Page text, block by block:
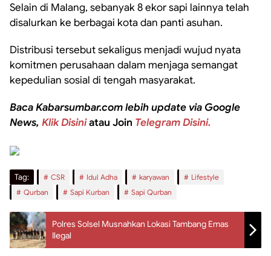
Selain di Malang, sebanyak 8 ekor sapi lainnya telah
disalurkan ke berbagai kota dan panti asuhan.
Distribusi tersebut sekaligus menjadi wujud nyata
komitmen perusahaan dalam menjaga semangat
kepedulian sosial di tengah masyarakat.
Baca Kabarsumbar.com lebih update via Google
News, Klik Disiniatau Join Telegram Disini.
Tag: CSR Idul Adha karyawan
Lifestyle
Qurban
Sapi Kurban Sapi Qurban
Polres Solsel Musnahkan Lokasi Tambang Emas
Ilegal